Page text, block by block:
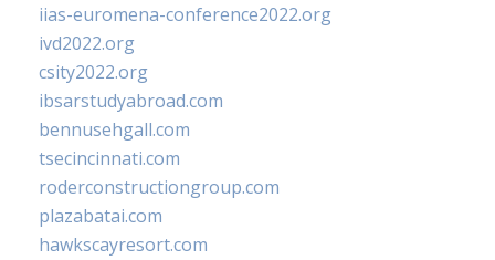
iias-euromena-conference2022.org
ivd2022.org
csity2022.org
ibsarstudyabroad.com
bennusehgall.com
tsecincinnati.com
roderconstructiongroup.com
plazabatai.com
hawkscayresort.com